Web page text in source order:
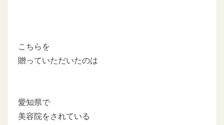
こちらを
贈っていただいたのは
愛知県で
美容院をされている